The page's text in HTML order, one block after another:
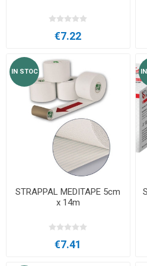
€7.22
IN STOC
STRAPPAL MEDITAPE 5cm
x 14m
€7.41